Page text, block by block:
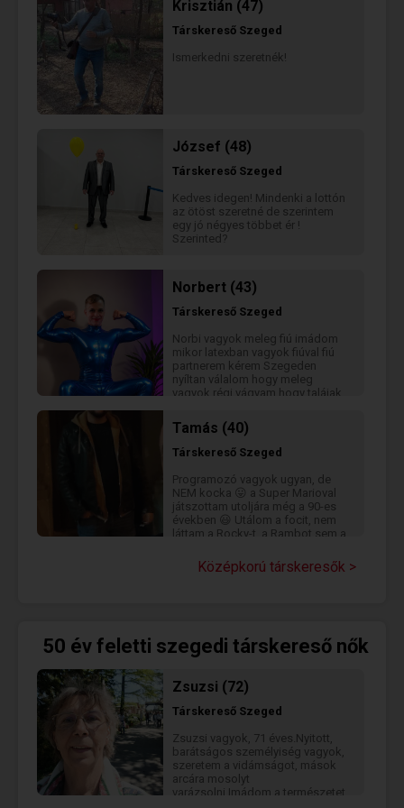
december. Való világban élek és a
mindennapok apró, kölcsönös
Krisztián (47)
Társkereső Szeged
Ismerkedni szeretnék!
József (48)
Társkereső Szeged
Kedves idegen! Mindenki a lottón
az ötöst szeretné de szerintem
egy jó négyes többet ér !
Szerinted?
Norbert (43)
Társkereső Szeged
Norbi vagyok meleg fiú imádom
mikor latexban vagyok fiúval fiú
partnerem kérem Szegeden
nyíltan válalom hogy meleg
vagyok régi vágyam hogy talájak
Tamás (40)
Társkereső Szeged
Programozó vagyok ugyan, de
NEM kocka 😛 a Super Marioval
játszottam utoljára még a 90-es
években 😃 Utálom a focit, nem
láttam a Rocky-t, a Rambot sem a
Imádok fõzni, kirándulni és új
dolgokat kipróbálni.
Középkorú társkeresők >
50 év feletti szegedi társkereső nők
Zsuzsi (72)
Társkereső Szeged
Zsuzsi vagyok, 71 éves.Nyitott,
barátságos személyiség vagyok,
szeretem a vidámságot, mások
arcára mosolyt
varázsolni.Imádom a természetet,